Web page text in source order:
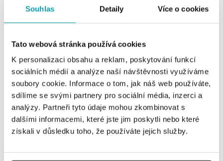
Souhlas Detaily Více o cookies
Tato webová stránka používá cookies
K personalizaci obsahu a reklam, poskytování funkcí
sociálních médií a analýze naší návštěvnosti využíváme
soubory cookie. Informace o tom, jak náš web používáte,
sdílíme se svými partnery pro sociální média, inzerci a
analýzy. Partneři tyto údaje mohou zkombinovat s
dalšími informacemi, které jste jim poskytli nebo které
získali v důsledku toho, že používáte jejich služby.
tel.: +420724986111
HALADA Na Příkopě, Praha
Na Příkopě 16, 110 00 Praha 1
tel.: +420608028615
dnes otevřeno od 09:00
HALADA Česká, Brno
Česká 23, 602 00 Brno
tel.: +420602443261